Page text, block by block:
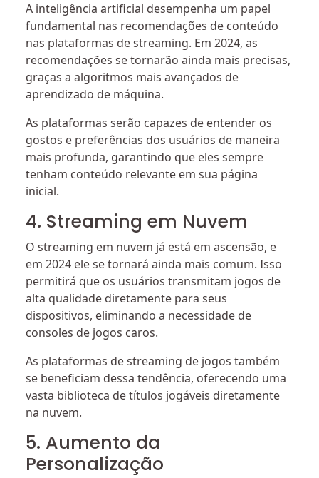
A inteligência artificial desempenha um papel
fundamental nas recomendações de conteúdo
nas plataformas de streaming. Em 2024, as
recomendações se tornarão ainda mais precisas,
graças a algoritmos mais avançados de
aprendizado de máquina.
As plataformas serão capazes de entender os
gostos e preferências dos usuários de maneira
mais profunda, garantindo que eles sempre
tenham conteúdo relevante em sua página
inicial.
4. Streaming em Nuvem
O streaming em nuvem já está em ascensão, e
em 2024 ele se tornará ainda mais comum. Isso
permitirá que os usuários transmitam jogos de
alta qualidade diretamente para seus
dispositivos, eliminando a necessidade de
consoles de jogos caros.
As plataformas de streaming de jogos também
se beneficiam dessa tendência, oferecendo uma
vasta biblioteca de títulos jogáveis ​​diretamente
na nuvem.
5. Aumento da
Personalização